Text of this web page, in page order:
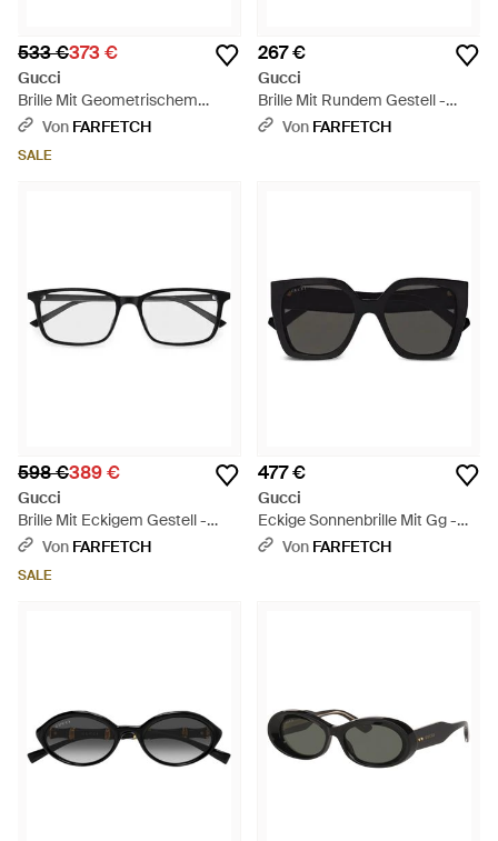
533 €373 €
Gucci
Brille Mit Geometrischem
Gestell - Schwarz
Von FARFETCH
SALE
267 €
Gucci
Brille Mit Rundem Gestell -
Schwarz
Von FARFETCH
598 €389 €
Gucci
Brille Mit Eckigem Gestell -
Schwarz
Von FARFETCH
SALE
477 €
Gucci
Eckige Sonnenbrille Mit Gg -
Schwarz
Von FARFETCH